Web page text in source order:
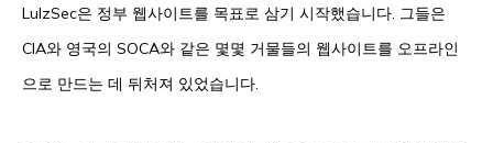
LulzSec은 정부 웹사이트를 목표로 삼기 시작했습니다. 그들은
CIA와 영국의 SOCA와 같은 몇몇 거물들의 웹사이트를 오프라인
으로 만드는 데 뒤처져 있었습니다.